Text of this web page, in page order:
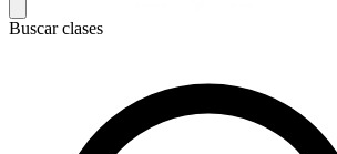
Buscar clases